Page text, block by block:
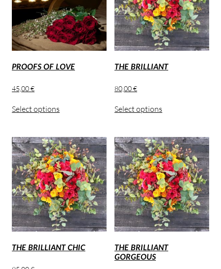
PROOFS OF LOVE
45,00€
Select options
THE BRILLIANT
80,00€
Select options
THE BRILLIANT CHIC
THE BRILLIANT
GORGEOUS